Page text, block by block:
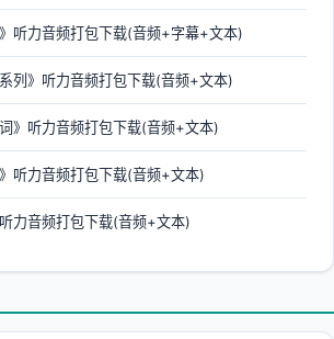
听力音频打包下载(音频+字幕+文本)
列》听力音频打包下载(音频+文本)
》听力音频打包下载(音频+文本)
听力音频打包下载(音频+文本)
力音频打包下载(音频+文本)